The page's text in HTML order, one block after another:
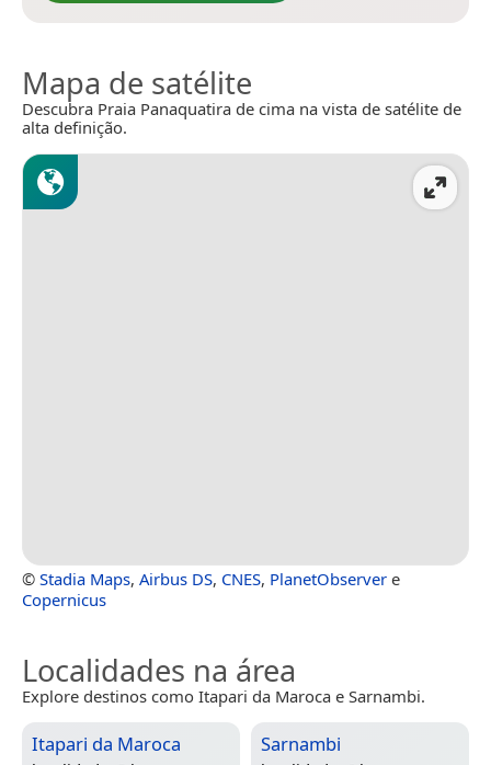
Mapa de satélite
Descubra Praia Panaquatira de cima na vista de satélite de
alta definição.
© Stadia Maps, Airbus DS, CNES, PlanetObserver e
Copernicus
Localidades na área
Explore destinos como Itapari da Maroca e Sarnambi.
Itapari da Maroca Sarnambi